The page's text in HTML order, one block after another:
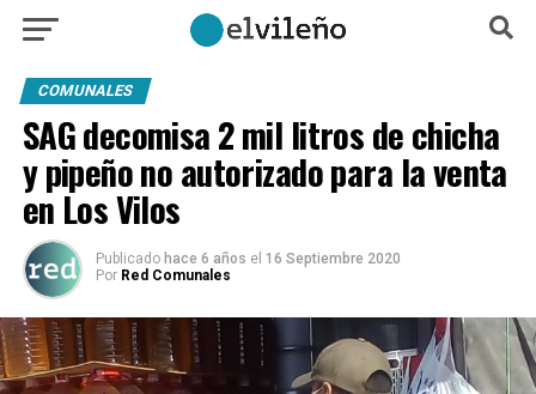
COMUNALES
SAG decomisa 2 mil litros de chicha
y pipeño no autorizado para la venta
en Los Vilos
Publicado hace 6 años el 16 Septiembre 2020
Por Red Comunales